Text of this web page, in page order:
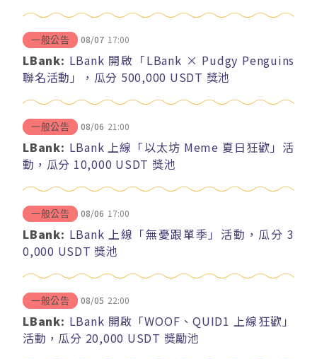
一般公告 08/07 17:00
LBank: LBank 開啟「LBank × Pudgy Penguins
聯名活動」，瓜分 500,000 USDT 獎池
一般公告 08/06 21:00
LBank: LBank 上線「以太坊 Meme 夏日狂歡」活
動，瓜分 10,000 USDT 獎池
一般公告 08/06 17:00
LBank: LBank 上線「無憂跟單季」活動，瓜分 3
0,000 USDT 獎池
一般公告 08/05 22:00
LBank: LBank 開啟「WOOF、QUID1 上線狂歡」
活動，瓜分 20,000 USDT 獎勵池